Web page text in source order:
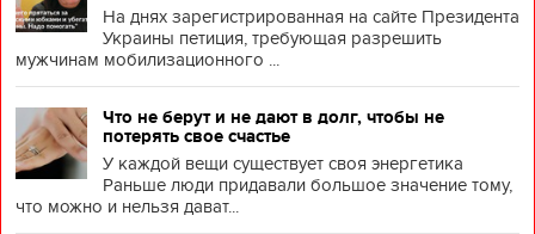
На днях зарегистрированная на сайте Президента
Украины петиция, требующая разрешить
мужчинам мобилизационного ...
Что не берут и не дают в долг, чтобы не
потерять свое счастье
У каждой вещи существует своя энергетика
Раньше люди придавали большое значение тому,
что можно и нельзя дават...